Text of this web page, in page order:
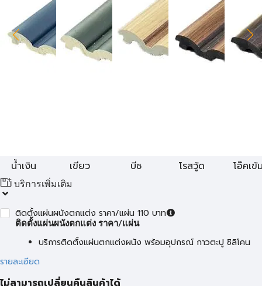
น้ำเงิน เขียว บีช โรสวู้ด โอ๊คเข้
บริการเพิ่มเติม
ติดตั้งแผ่นผนังตกแต่ง ราคา/แผ่น 110 บาท
ติดตั้งแผ่นผนังตกแต่ง ราคา/แผ่น
บริการติดตั้งแผ่นตกแต่งผนัง พร้อมอุปกรณ์ กาวตะปู ซิลิโคน
รายละเอียด
ไม่สามารถเปลี่ยนคืนสินค้าได้